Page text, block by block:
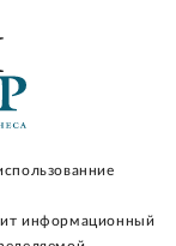
информационный